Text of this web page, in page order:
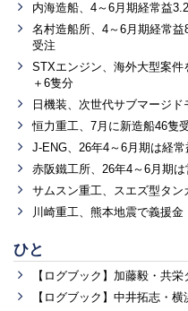
内海造船、4～6月期経常益
名村造船所、4～6月期経常
受注
STXエンジン、海外大型案
＋6隻分
日機装、次世代サブマージ
恒力重工、7月に新造船46隻
J-ENG、26年4～6月期は経
赤阪鐵工所、26年4～6月期
サムスン重工、スエズ型タン
川崎重工、熊本地震で義援金
ひと
【ログブック】加藤毅・共
【ログブック】中井拓志・